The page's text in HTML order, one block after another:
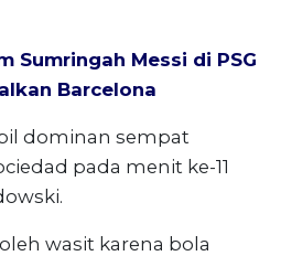
Sumringah Messi di PSG
Barcelona
dominan sempat
pada menit ke-11
wasit karena bola